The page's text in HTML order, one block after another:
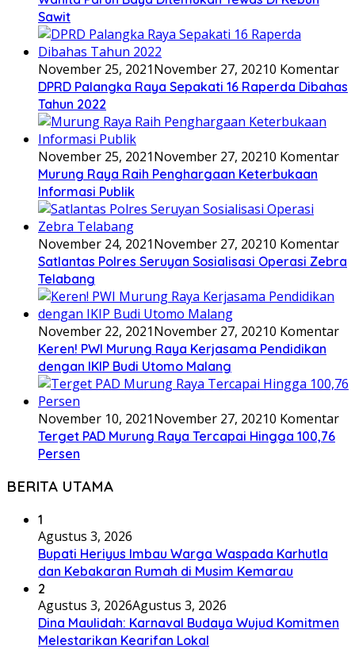
Sawit
November 25, 2021November 27, 20210 Komentar
DPRD Palangka Raya Sepakati 16 Raperda Dibahas
Tahun 2022
November 25, 2021November 27, 20210 Komentar
Murung Raya Raih Penghargaan Keterbukaan
Informasi Publik
November 24, 2021November 27, 20210 Komentar
Satlantas Polres Seruyan Sosialisasi Operasi Zebra
Telabang
November 22, 2021November 27, 20210 Komentar
Keren! PWI Murung Raya Kerjasama Pendidikan
dengan IKIP Budi Utomo Malang
November 10, 2021November 27, 20210 Komentar
Terget PAD Murung Raya Tercapai Hingga 100,76
Persen
BERITA UTAMA
1
Agustus 3, 2026
Bupati Heriyus Imbau Warga Waspada Karhutla
dan Kebakaran Rumah di Musim Kemarau
2
Agustus 3, 2026Agustus 3, 2026
Dina Maulidah: Karnaval Budaya Wujud Komitmen
Melestarikan Kearifan Lokal